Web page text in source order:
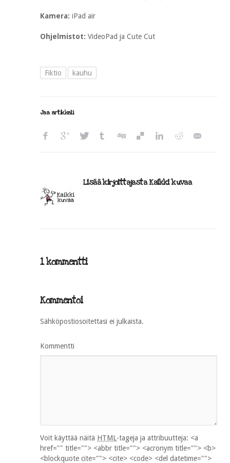
Kamera: iPad air
Ohjelmistot: VideoPad ja Cute Cut
Fiktio kauhu
Jaa artikkeli
Lisää kirjoittajasta Kaikki kuvaa
1 kommentti
Kommentoi
Sähköpostiosoitettasi ei julkaista.
Kommentti
Voit käyttää näitä HTML-tageja ja attribuutteja: <a
href="" title=""> <abbr title=""> <acronym title=""> <b>
<blockquote cite=""> <cite> <code> <del datetime="">